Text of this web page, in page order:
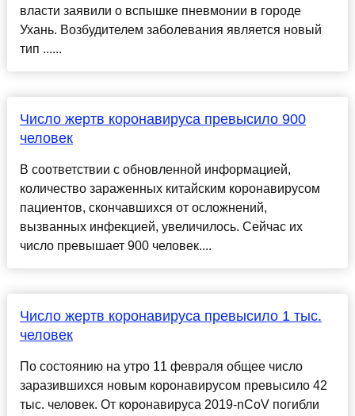
власти заявили о вспышке пневмонии в городе
Ухань. Возбудителем заболевания является новый
тип ......
Число жертв коронавируса превысило 900
человек
В соответствии с обновленной информацией,
количество зараженных китайским коронавирусом
пациентов, скончавшихся от осложнений,
вызванных инфекцией, увеличилось. Сейчас их
число превышает 900 человек....
Число жертв коронавируса превысило 1 тыс.
человек
По состоянию на утро 11 февраля общее число
заразившихся новым коронавирусом превысило 42
тыс. человек. От коронавируса 2019-nCoV погибли